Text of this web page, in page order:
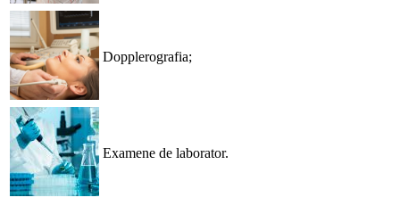
Dopplerografia;
Examene de laborator.